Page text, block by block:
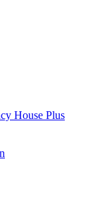
House Plus